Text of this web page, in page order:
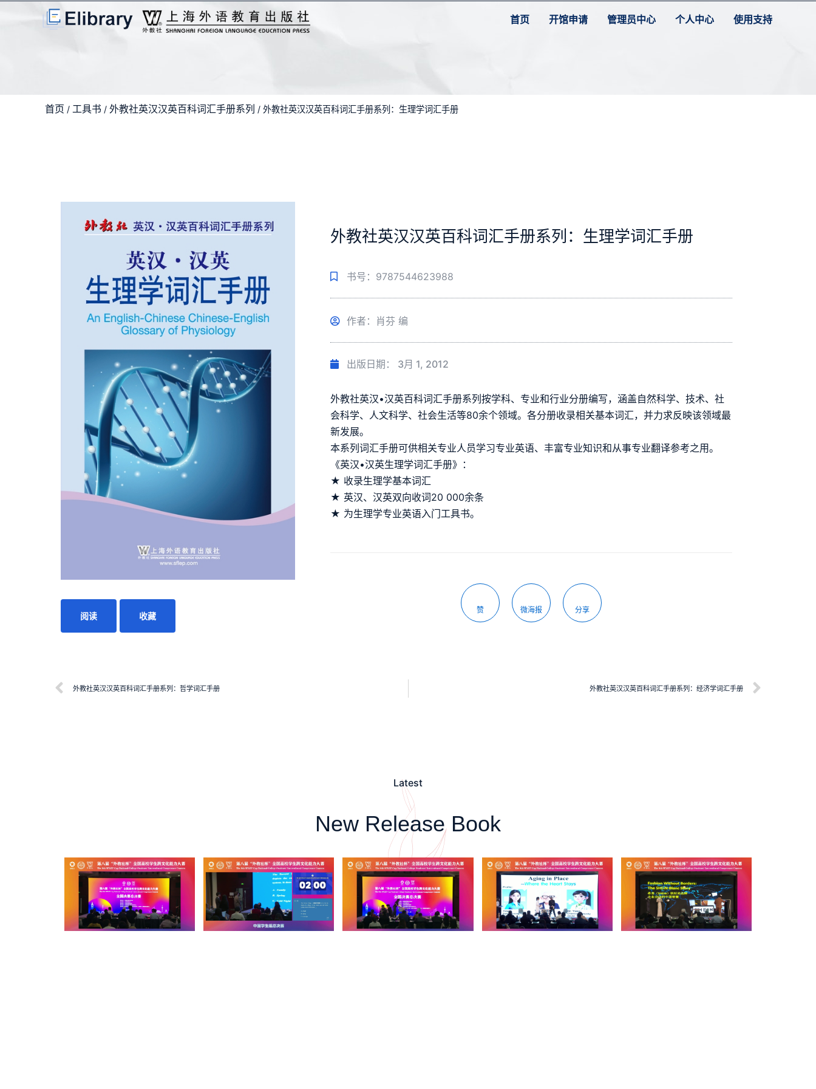
首页 开馆申请 管理员中心 个人中心 使用支持
首页 / 工具书 / 外教社英汉汉英百科词汇手册系列 / 外教社英汉汉英百科词汇手册系列：生理学词汇手册
阅读 收藏
外教社英汉汉英百科词汇手册系列：生理学词汇手册
书号：9787544623988
作者：肖芬 编
出版日期： 3月 1, 2012
外教社英汉•汉英百科词汇手册系列按学科、专业和行业分册编写，涵盖自然科学、技术、社
会科学、人文科学、社会生活等80余个领域。各分册收录相关基本词汇，并力求反映该领域最
新发展。
本系列词汇手册可供相关专业人员学习专业英语、丰富专业知识和从事专业翻译参考之用。
《英汉•汉英生理学词汇手册》：
★ 收录生理学基本词汇
★ 英汉、汉英双向收词20 000余条
★ 为生理学专业英语入门工具书。
赞 微海报 分享
外教社英汉汉英百科词汇手册系列：哲学词汇手册 外教社英汉汉英百科词汇手册系列：经济学词汇手册
Latest
New Release Book